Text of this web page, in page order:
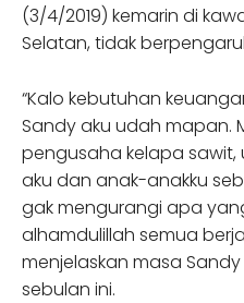
(3/4/2019) kemarin di
Selatan, tidak
“Kalo kebutuhan
Sandy aku udah mapan.
pengusaha kelapa
aku dan anak-anakku
gak mengurangi apa
alhamdulillah semua
menjelaskan masa
sebulan ini.